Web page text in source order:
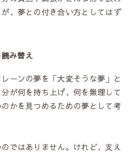
、夢との付き合い方としてはず
み替え
ーンの夢を「大変そうな夢」と
が何を持ち上げ、何を無理して
かを見つめるための夢として考
ではありません。けれど、支え